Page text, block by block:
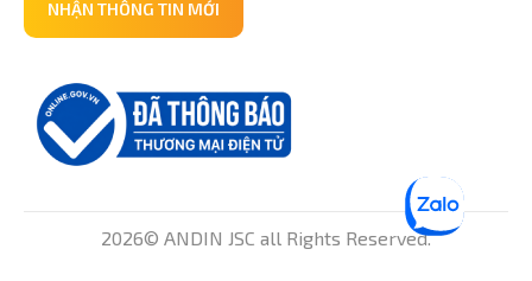
NHẬN THÔNG TIN MỚI
2026© ANDIN JSC all Rights Reserved.